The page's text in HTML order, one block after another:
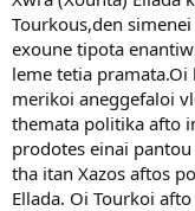
Tourkous,den
exoune tipota
leme tetia
merikoi aneggefaloi
themata politika afto
prodotes einai
tha itan Xazos aftos
Ellada. Oi Tourkoi